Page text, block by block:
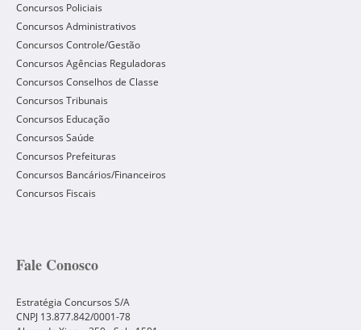
Concursos Policiais
Concursos Administrativos
Concursos Controle/Gestão
Concursos Agências Reguladoras
Concursos Conselhos de Classe
Concursos Tribunais
Concursos Educação
Concursos Saúde
Concursos Prefeituras
Concursos Bancários/Financeiros
Concursos Fiscais
Fale Conosco
Estratégia Concursos S/A
CNPJ 13.877.842/0001-78